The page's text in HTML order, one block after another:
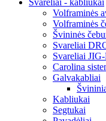
Volframinės
Volframinės
Švininės
Svareliai
Svareliai
Carolina
Galvakabliai
Kabliukai
Segtukai